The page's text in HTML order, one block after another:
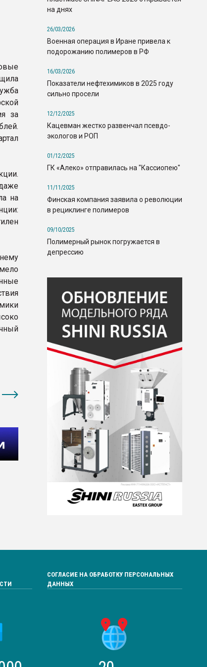
за
на
на днях
26/03/2026
Военная операция в Иране привела к
подорожанию полимеров в РФ
16/03/2026
Показатели нефтехимиков в 2025 году
сильно просели
12/12/2025
Кацевман жестко развенчал псевдо-
экологов и РОП
01/12/2025
ГК «Алеко» отправилась на "Кассиопею"
11/11/2025
Финская компания заявила о революции
в рециклинге полимеров
09/10/2025
Полимерный рынок погружается в
депрессию
СОГЛАСИЕ НА ОБРАБОТКУ ПЕРСОНАЛЬНЫХ
ДАННЫХ